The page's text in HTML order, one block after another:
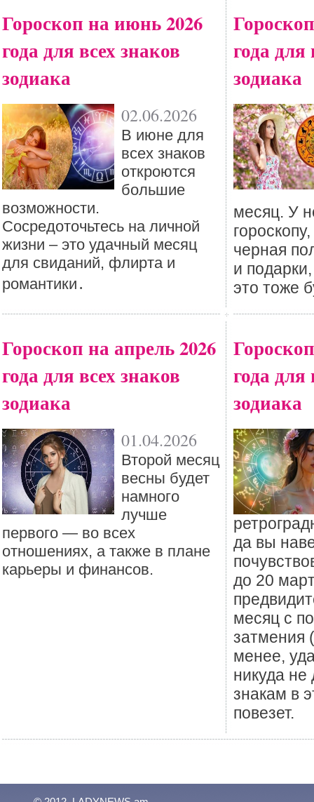
Гороскоп на июнь 2026
года для всех знаков
зодиака
02.06.2026
В июне для
всех знаков
откроются
большие
возможности.
Сосредоточьтесь на личной
жизни – это удачный месяц
для свиданий, флирта и
романтики․
года для
зодиака
месяц. У
черная
и
это тоже
Гороскоп на апрель 2026
года для всех знаков
зодиака
01.04.2026
Второй месяц
весны будет
намного
лучше
первого — во всех
отношениях, а также в плане
карьеры и финансов.
года для
зодиака
да вы
до 20
месяц с
затмения
менее,
никуда не
знакам в
повезет.